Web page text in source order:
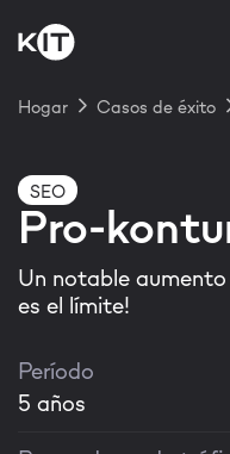
Hogar Casos de éxito
Pro-
SEO
Un notable aumento
es el límite!
Período
5 años
contacto con